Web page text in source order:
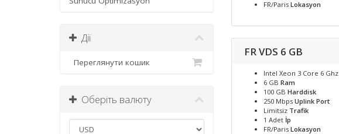
Дії
Переглянути кошик
Оберіть валюту
FR/Paris Lokasyon
FR VDS 6 GB
Intel Xeon 3 Core 6 Ghz
6 GB Ram
100 GB Harddisk
250 Mbps Uplink Port
Limitsiz Trafik
1 Adet İp
FR/Paris Lokasyon